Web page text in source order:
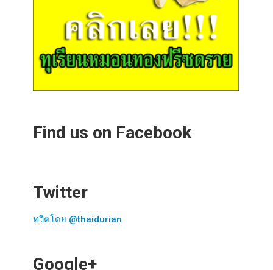
Find us on Facebook
Twitter
ทวีตโดย @thaidurian
Google+